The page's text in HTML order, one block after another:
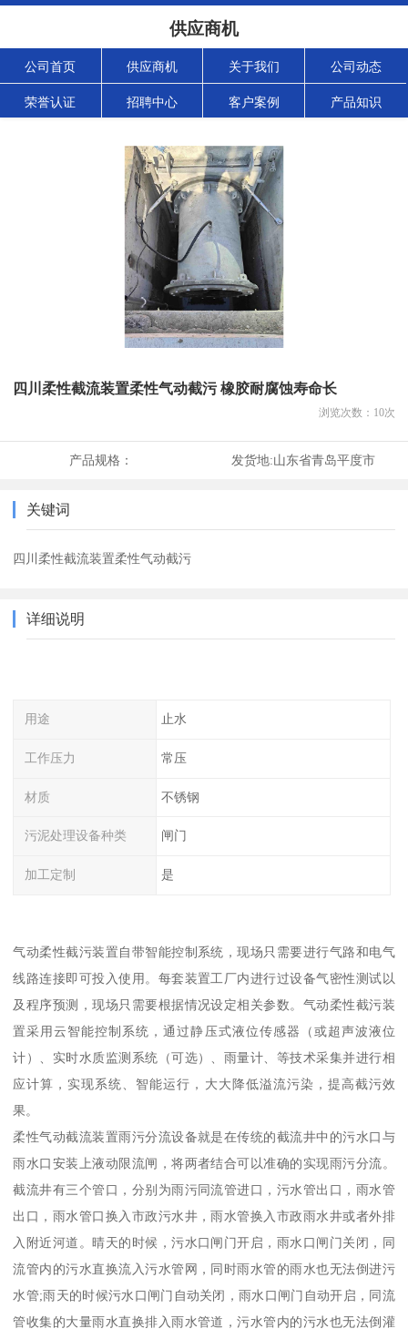
供应商机
公司首页 供应商机 关于我们 公司动态
荣誉认证 招聘中心 客户案例 产品知识
四川柔性截流装置柔性气动截污 橡胶耐腐蚀寿命长
浏览次数： 10次
产品规格： 发货地:山东省青岛平度市
关键词
四川柔性截流装置柔性气动截污
详细说明
用途 止水
工作压力 常压
材质 不锈钢
污泥处理设备种类 闸门
加工定制 是
气动柔性截污装置自带智能控制系统，现场只需要进行气路和电气
线路连接即可投入使用。每套装置工厂内进行过设备气密性测试以
及程序预测，现场只需要根据情况设定相关参数。气动柔性截污装
置采用云智能控制系统，通过静压式液位传感器（或超声波液位
计）、实时水质监测系统（可选）、雨量计、等技术采集并进行相
应计算，实现系统、智能运行，大大降低溢流污染，提高截污效
果。
柔性气动截流装置雨污分流设备就是在传统的截流井中的污水口与
雨水口安装上液动限流闸，将两者结合可以准确的实现雨污分流。
截流井有三个管口，分别为雨污同流管进口，污水管出口，雨水管
出口，雨水管口换入市政污水井，雨水管换入市政雨水井或者外排
入附近河道。晴天的时候，污水口闸门开启，雨水口闸门关闭，同
流管内的污水直换流入污水管网，同时雨水管的雨水也无法倒进污
水管;雨天的时候污水口闸门自动关闭，雨水口闸门自动开启，同流
管收集的大量雨水直换排入雨水管道，污水管内的污水也无法倒灌